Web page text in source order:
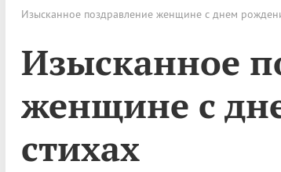
Изысканное поздравление женщине с днем
Изысканное
женщине с
стихах